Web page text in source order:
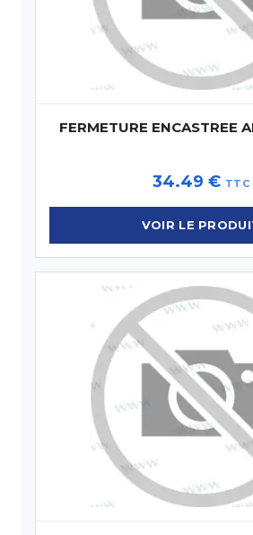
FERMETURE ENCASTREE
34.49 € TTC
VOIR LE